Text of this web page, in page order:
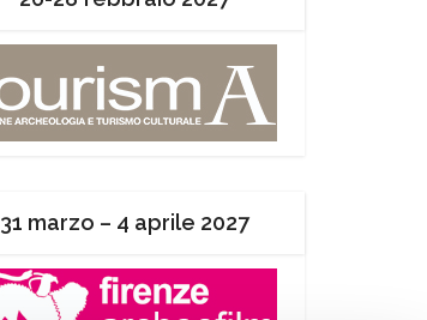
31 marzo – 4 aprile 2027